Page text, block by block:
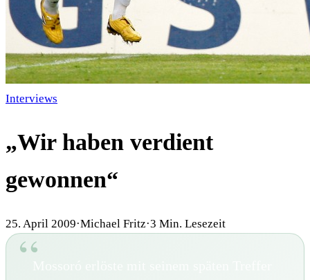
Interviews
„Wir haben verdient
gewonnen“
25. April 2009·Michael Fritz·3 Min. Lesezeit